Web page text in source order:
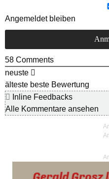
Angemeldet bleiben
58 Comments
neuste
älteste beste Bewertung
Inline Feedbacks
Alle Kommentare ansehen